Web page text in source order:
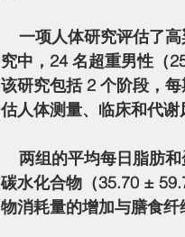
究中，24 名超重男性（
该研究包括 2 个阶段，
估人体测量、临床和代谢
碳水化合物（35.70 ±
物消耗量的增加与膳食